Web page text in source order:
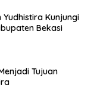
Yudhistira Kunjungi
Bekasi
Tujuan